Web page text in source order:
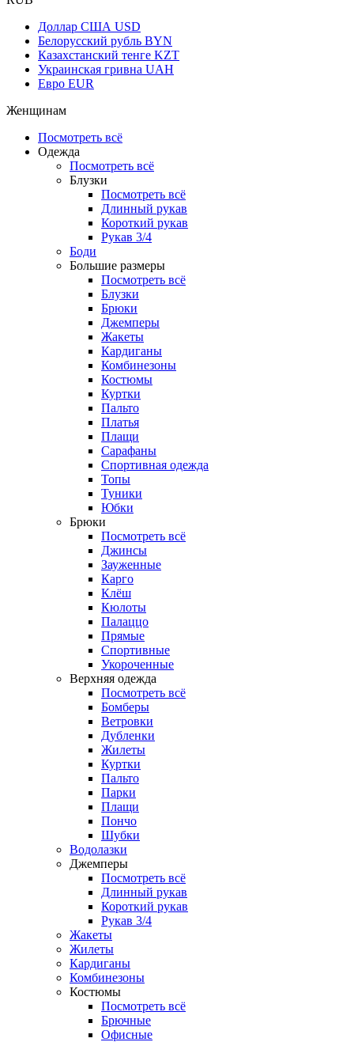
Доллар США USD
Белорусский рубль BYN
Казахстанский тенге KZT
Украинская гривна UAH
Евро EUR
Женщинам
Посмотреть всё
Одежда
Посмотреть всё
Блузки
Посмотреть всё
Длинный рукав
Короткий рукав
Рукав 3/4
Боди
Большие размеры
Посмотреть всё
Блузки
Брюки
Джемперы
Жакеты
Кардиганы
Комбинезоны
Костюмы
Куртки
Пальто
Платья
Плащи
Сарафаны
Спортивная одежда
Топы
Туники
Юбки
Брюки
Посмотреть всё
Джинсы
Зауженные
Карго
Клёш
Кюлоты
Палаццо
Прямые
Спортивные
Укороченные
Верхняя одежда
Посмотреть всё
Бомберы
Ветровки
Дубленки
Жилеты
Куртки
Пальто
Парки
Плащи
Пончо
Шубки
Водолазки
Джемперы
Посмотреть всё
Длинный рукав
Короткий рукав
Рукав 3/4
Жакеты
Жилеты
Кардиганы
Комбинезоны
Костюмы
Посмотреть всё
Брючные
Офисные